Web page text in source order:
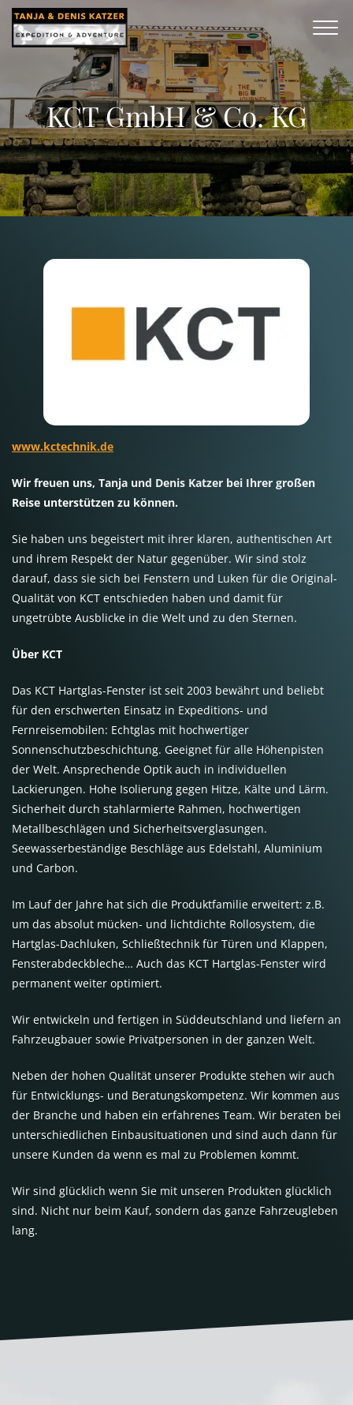
KCT GmbH & Co. KG
www.kctechnik.de
Wir freuen uns, Tanja und Denis Katzer bei Ihrer großen
Reise unterstützen zu können.
Sie haben uns begeistert mit ihrer klaren, authentischen Art
und ihrem Respekt der Natur gegenüber. Wir sind stolz
darauf, dass sie sich bei Fenstern und Luken für die Original-
Qualität von KCT entschieden haben und damit für
ungetrübte Ausblicke in die Welt und zu den Sternen.
Über KCT
Das KCT Hartglas-Fenster ist seit 2003 bewährt und beliebt
für den erschwerten Einsatz in Expeditions- und
Fernreisemobilen: Echtglas mit hochwertiger
Sonnenschutzbeschichtung. Geeignet für alle Höhenpisten
der Welt. Ansprechende Optik auch in individuellen
Lackierungen. Hohe Isolierung gegen Hitze, Kälte und Lärm.
Sicherheit durch stahlarmierte Rahmen, hochwertigen
Metallbeschlägen und Sicherheitsverglasungen.
Seewasserbeständige Beschläge aus Edelstahl, Aluminium
und Carbon.
Im Lauf der Jahre hat sich die Produktfamilie erweitert: z.B.
um das absolut mücken- und lichtdichte Rollosystem, die
Hartglas-Dachluken, Schließtechnik für Türen und Klappen,
Fensterabdeckbleche… Auch das KCT Hartglas-Fenster wird
permanent weiter optimiert.
Wir entwickeln und fertigen in Süddeutschland und liefern an
Fahrzeugbauer sowie Privatpersonen in der ganzen Welt.
Neben der hohen Qualität unserer Produkte stehen wir auch
für Entwicklungs- und Beratungskompetenz. Wir kommen aus
der Branche und haben ein erfahrenes Team. Wir beraten bei
unterschiedlichen Einbausituationen und sind auch dann für
unsere Kunden da wenn es mal zu Problemen kommt.
Wir sind glücklich wenn Sie mit unseren Produkten glücklich
sind. Nicht nur beim Kauf, sondern das ganze Fahrzeugleben
lang.